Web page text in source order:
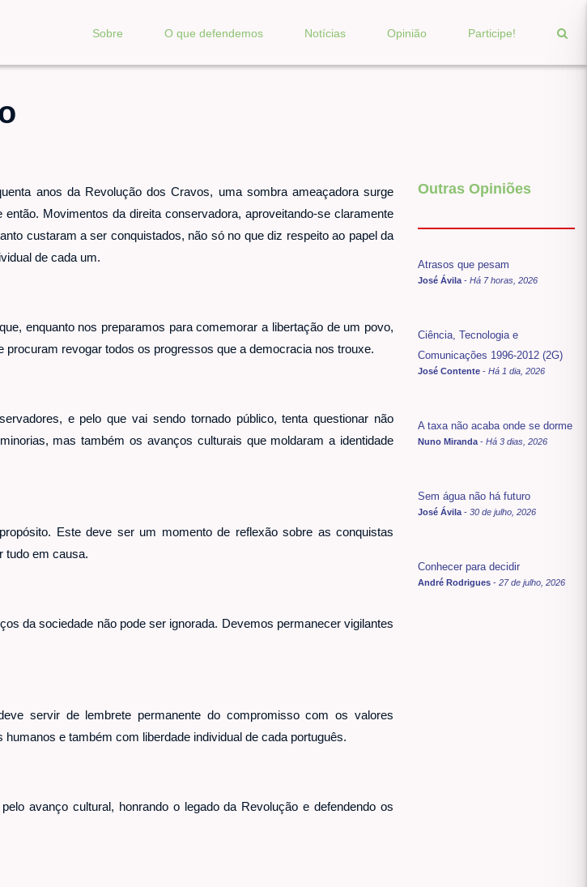
Sobre O que defendemos Notícias Opinião Participe!
anos da Revolução dos Cravos, uma sombra ameaçadora surge
Movimentos da direita conservadora, aproveitando-se claramente
custaram a ser conquistados, não só no que diz respeito ao papel da
de cada um.
enquanto nos preparamos para comemorar a libertação de um povo,
revogar todos os progressos que a democracia nos trouxe.
e pelo que vai sendo tornado público, tenta questionar não
mas também os avanços culturais que moldaram a identidade
Este deve ser um momento de reflexão sobre as conquistas
tudo em causa.
da sociedade não pode ser ignorada. Devemos permanecer vigilantes
servir de lembrete permanente do compromisso com os valores
e também com liberdade individual de cada português.
avanço cultural, honrando o legado da Revolução e defendendo os
Outras Opiniões
Atrasos que pesam
José Ávila - Há 7 horas, 2026
Ciência, Tecnologia e
Comunicações 1996-2012 (2G)
José Contente - Há 1 dia, 2026
A taxa não acaba onde se dorme
Nuno Miranda - Há 3 dias, 2026
Sem água não há futuro
José Ávila - 30 de julho, 2026
Conhecer para decidir
André Rodrigues - 27 de julho, 2026